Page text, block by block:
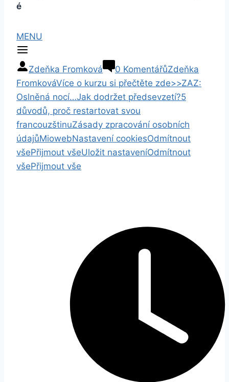
é
MENU
Zdeňka Fromková 0 KomentářůZdeňka
FromkováVíce o kurzu si přečtěte zde>>ZAZ:
Oslněná nocí…Jak dodržet předsevzetí?5
důvodů, proč restartovat svou
francouzštinuZásady zpracování osobních
údajůMiowebNastavení cookiesOdmítnout
všePřijmout všeUložit nastaveníOdmítnout
všePřijmout vše